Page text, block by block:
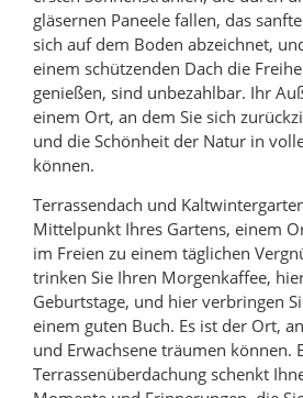
gläsernen Paneele fallen, das
sich auf dem Boden abzeichnet,
einem schützenden Dach die
genießen, sind unbezahlbar. Ihr
einem Ort, an dem Sie sich
und die Schönheit der Natur in
können.
Terrassendach und
Mittelpunkt Ihres Gartens, einem
im Freien zu einem täglichen
trinken Sie Ihren Morgenkaffee,
Geburtstage, und hier verbringen
einem guten Buch. Es ist der Ort,
und Erwachsene träumen können.
Terrassenüberdachung schenkt